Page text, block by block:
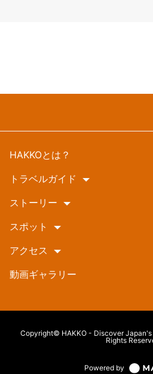
HAKKOとは？
トラベルガイド
ストーリー
スポット
アクセス
動画ギャラリー
Copyright© HAKKO - Discover
Rights
Powered by